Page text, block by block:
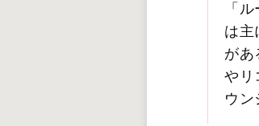
「
は
が
やリ
ウ